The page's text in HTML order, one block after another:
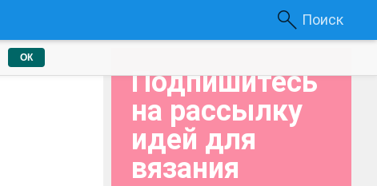
Поиск
Подпишитесь
на рассылку
идей для
вязания
ОК